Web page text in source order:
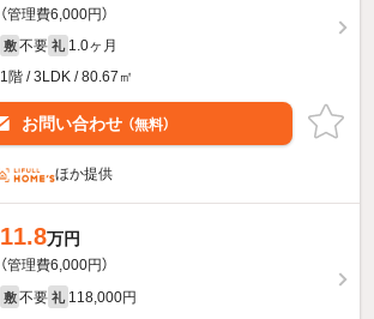
（管理費6,000円）
敷 不要 礼 1.0ヶ月
1階 / 3LDK / 80.67㎡
お問い合わせ （無料）
ほか提供
11.8万円
（管理費6,000円）
敷 不要 礼 118,000円